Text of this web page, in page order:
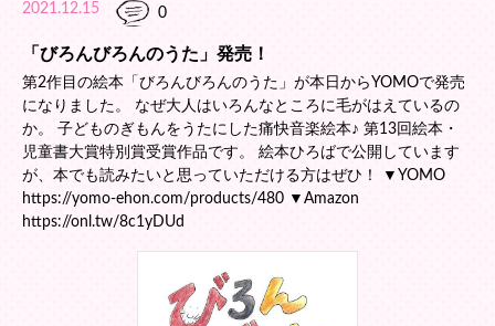
2021.12.15 0
「びろんびろんのうた」発売！
第2作目の絵本「びろんびろんのうた」が本日からYOMOで発売
になりました。 なぜ大人はいろんなところに毛がはえているの
か。 子どものぎもんをうたにした痛快音楽絵本♪ 第13回絵本・
児童書大賞特別賞受賞作品です。 絵本ひろばで公開しています
が、本でも読みたいと思っていただける方はぜひ！ ▼YOMO
https://yomo-ehon.com/products/480 ▼Amazon
https://onl.tw/8c1yDUd